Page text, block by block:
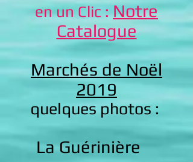
en un Clic :Notre
Catalogue
Marchés de Noël
2019
quelques photos :
La Guérinière